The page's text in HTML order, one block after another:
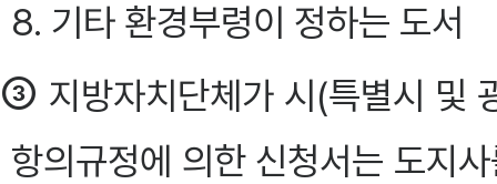
8. 기타 환경부령이 정하는 도서
③ 지방자치단체가 시(특별시 및
항의규정에 의한 신청서는 도지